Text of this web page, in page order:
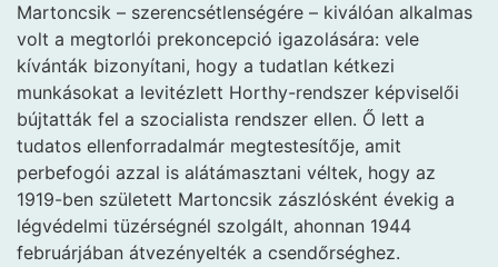
Martoncsik – szerencsétlenségére – kiválóan alkalmas
volt a megtorlói prekoncepció igazolására: vele
kívánták bizonyítani, hogy a tudatlan kétkezi
munkásokat a levitézlett Horthy-rendszer képviselői
bújtatták fel a szocialista rendszer ellen. Ő lett a
tudatos ellenforradalmár megtestesítője, amit
perbefogói azzal is alátámasztani véltek, hogy az
1919-ben született Martoncsik zászlósként évekig a
légvédelmi tüzérségnél szolgált, ahonnan 1944
februárjában átvezényelték a csendőrséghez.